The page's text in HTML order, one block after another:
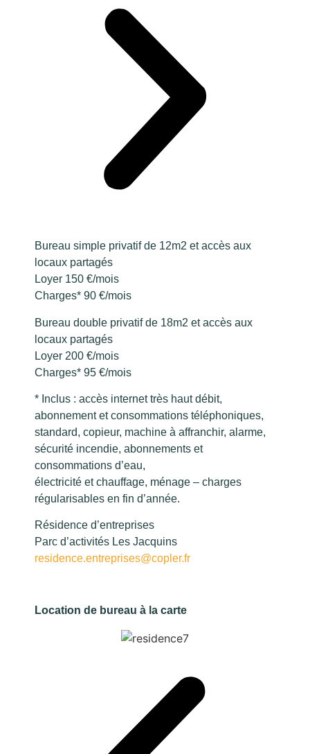
Bureau simple privatif de 12m2 et accès aux
locaux partagés
Loyer 150 €/mois
Charges* 90 €/mois
Bureau double privatif de 18m2 et accès aux
locaux partagés
Loyer 200 €/mois
Charges* 95 €/mois
* Inclus : accès internet très haut débit,
abonnement et consommations téléphoniques,
standard, copieur, machine à affranchir, alarme,
sécurité incendie, abonnements et
consommations d’eau,
électricité et chauffage, ménage – charges
régularisables en fin d’année.
Résidence d’entreprises
Parc d’activités Les Jacquins
residence.entreprises@copler.fr
Location de bureau à la carte